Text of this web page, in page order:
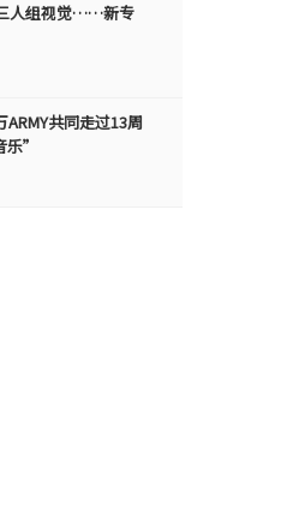
人组视觉……新专
共同走过13周
”